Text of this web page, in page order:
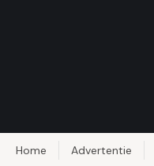
Home Advertentie